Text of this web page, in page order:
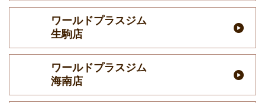
ワールドプラスジム
生駒店
ワールドプラスジム
海南店